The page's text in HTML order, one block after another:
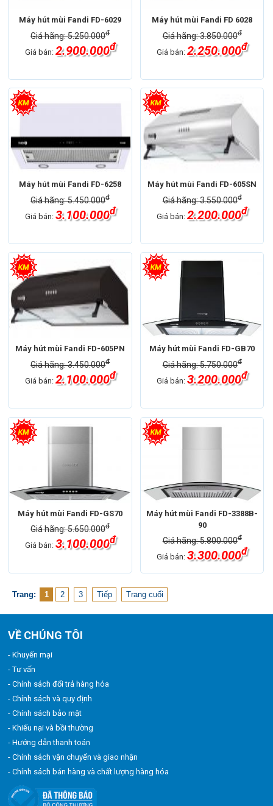
Máy hút mùi Fandi FD-6029
Giá hãng: 5.250.000đ
Giá bán: 2.900.000đ
Máy hút mùi Fandi FD 6028
Giá hãng: 3.850.000đ
Giá bán:2.250.000đ
Máy hút mùi Fandi FD-6258
Giá hãng: 5.450.000đ
Giá bán: 3.100.000đ
Máy hút mùi Fandi FD-605SN
Giá hãng: 3.550.000đ
Giá bán:2.200.000đ
Máy hút mùi Fandi FD-605PN
Giá hãng: 3.450.000đ
Giá bán: 2.100.000đ
Máy hút mùi Fandi FD-GB70
Giá hãng: 5.750.000đ
Giá bán:3.200.000đ
Máy hút mùi Fandi FD-GS70
Giá hãng: 5.650.000đ
Giá bán: 3.100.000đ
Máy hút mùi Fandi FD-3388B-
90
Giá hãng: 5.800.000đ
Giá bán:3.300.000đ
Trang: 1 2 3 Tiếp Trang cuối
VỀ CHÚNG TÔI
- Khuyến mại
- Tư vấn
- Chính sách đổi trả hàng hóa
- Chính sách và quy định
- Chính sách bảo mật
- Khiếu nại và bồi thường
- Hướng dẫn thanh toán
- Chính sách vận chuyển và giao nhận
- Chính sách bán hàng và chất lượng hàng hóa